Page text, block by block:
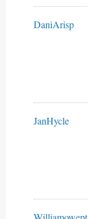
DaniArisp
JanHycle